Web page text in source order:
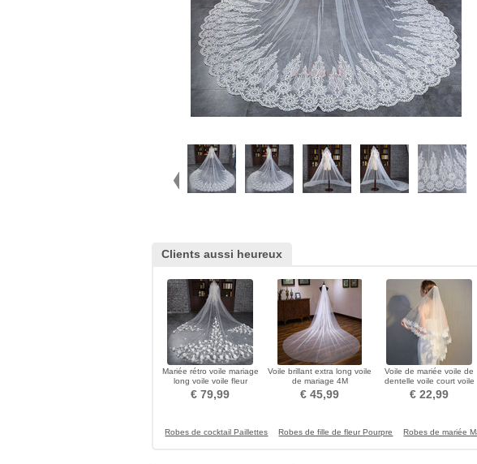
Clients aussi heureux
Mariée rétro voile mariage
long voile voile fleur
€ 79,99
Voile brillant extra long voile
de mariage 4M
€ 45,99
Voile de mariée voile de
dentelle voile court voile
simple
€ 22,99
Robes de cocktail Paillettes Robes de fille de fleur Pourpre Robes de mariée